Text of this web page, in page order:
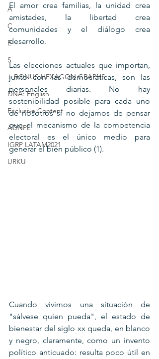
A
C
E
S
+ BONUS HEXAGON GRAPHS
DNA: English
Exclusive Content
ADNPL
IGRP LATAM2021
URKU
El amor crea familias, la unidad crea
amistades, la libertad crea
comunidades y el diálogo crea
desarrollo.
Las elecciones actuales que importan,
junto con las democráticas, son las
personales diarias. No hay
sostenibilidad posible para cada uno
de nosotros si no dejamos de pensar
que el mecanismo de la competencia
electoral es el único medio para
generar el bien público (1).
Cuando vivimos una situación de
"sálvese quien pueda", el estado de
bienestar del siglo xx queda, en blanco
y negro, claramente, como un invento
político anticuado: resulta poco útil en